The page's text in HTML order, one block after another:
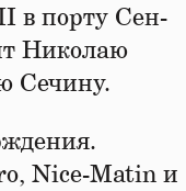
в порту Сен-
Николаю
Сечину.
Nice-Matin и